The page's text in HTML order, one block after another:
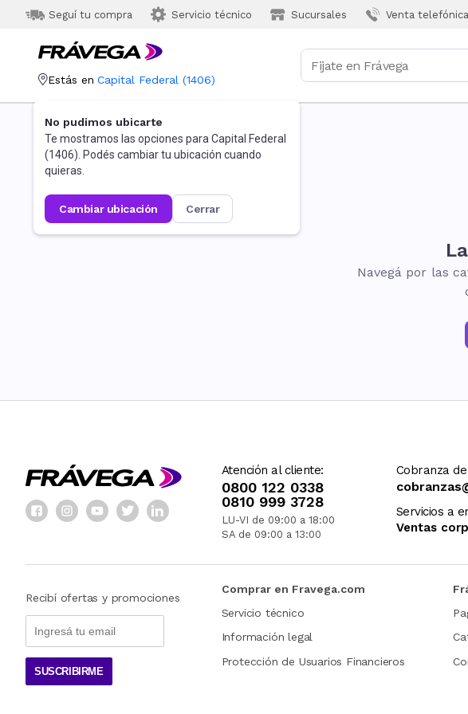
Seguí tu compra Servicio técnico Sucursales Venta telefónica
Estás en Capital Federal (1406)
No pudimos ubicarte
Te mostramos las opciones para Capital Federal
(1406). Podés cambiar tu ubicación cuando
quieras.
cambiar ubicación cerrar
Navegá por las
Atención al cliente:
0800 122 0338
0810 999 3728
LU-VI de 09:00 a 18:00
SA de 09:00 a 13:00
Cobranza
Servicios a
Ventas
Recibí ofertas y promociones
SUSCRIBIRME
Comprar en Fravega.com
Servicio técnico
Información legal
Protección de Usuarios Financieros